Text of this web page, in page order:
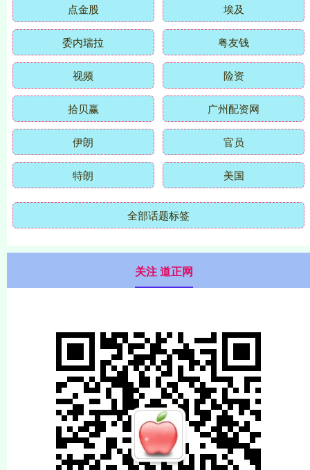
点金股 埃及
委内瑞拉 粤友钱
视频 险资
拾贝赢 广州配资网
伊朗 官员
特朗 美国
全部话题标签
关注 道正网